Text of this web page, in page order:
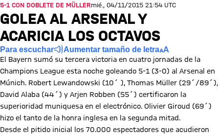
5-1 CON DOBLETE DE MÜLLERmié., 04/11/2015 21:54 UTC
GOLEA AL ARSENAL Y
ACARICIA LOS OCTAVOS
Para escuchar Aumentar tamaño de letra
El Bayern sumó su tercera victoria en cuatro jornadas de la
Champions League esta noche goleando 5-1 (3-0) al Arsenal en
Múnich. Robert Lewandowski (10´ ), Thomas Müller (29´/89´),
David Alaba (44´) y Arjen Robben (55´) certificaron la
superioridad muniquesa en el electrónico. Olivier Giroud (69´)
hizo el tanto de la honra inglesa en la segunda mitad.
Desde el pitido inicial los 70.000 espectadores que acudieron